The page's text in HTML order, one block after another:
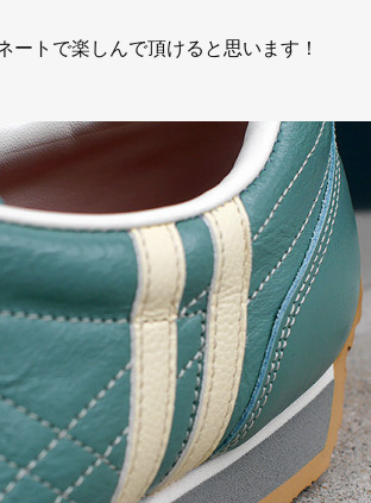
ートで楽しんで頂けると思います！